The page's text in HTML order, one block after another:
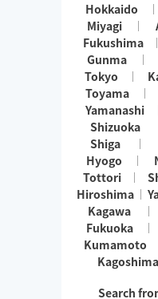
Hokkaido
Miyagi
Fukushima
Gunma
Tokyo
Toyama
Yamanashi
Shizuoka
Shiga
Hyogo
Tottori
Hiroshima
Kagawa
Fukuoka
Kumamoto
Kagoshima
Search